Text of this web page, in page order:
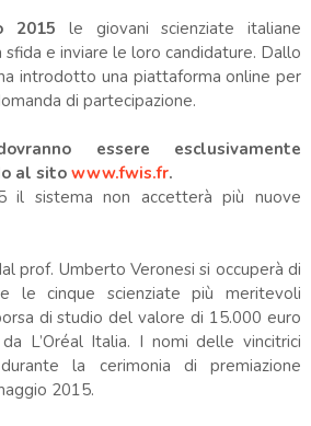
2015 le giovani scienziate italiane
e inviare le loro candidature. Dallo
ha introdotto una piattaforma online per
di partecipazione.
essere esclusivamente
al sito www.fwis.fr.
il sistema non accetterà più nuove
prof. Umberto Veronesi si occuperà di
le cinque scienziate più meritevoli
di studio del valore di 15.000 euro
L’Oréal Italia. I nomi delle vincitrici
la cerimonia di premiazione
2015.